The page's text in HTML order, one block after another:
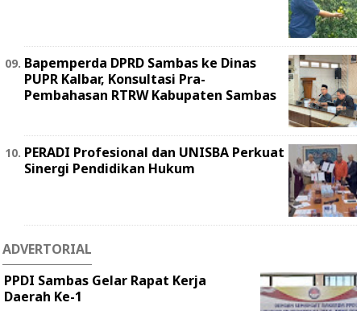
Bapemperda DPRD Sambas ke Dinas
PUPR Kalbar, Konsultasi Pra-
Pembahasan RTRW Kabupaten Sambas
PERADI Profesional dan UNISBA Perkuat
Sinergi Pendidikan Hukum
ADVERTORIAL
PPDI Sambas Gelar Rapat Kerja
Daerah Ke-1